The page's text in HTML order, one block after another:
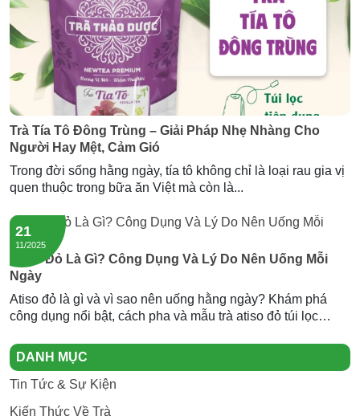
Trà Tía Tô Đông Trùng – Giải Pháp Nhẹ Nhàng Cho
Người Hay Mệt, Cảm Gió
Trong đời sống hằng ngày, tía tô không chỉ là loại rau gia vị
quen thuộc trong bữa ăn Việt mà còn là...
21
11/2025
Atiso Đỏ Là Gì? Công Dụng Và Lý Do Nên Uống Mỗi
Ngày
Atiso đỏ là gì và vì sao nên uống hằng ngày? Khám phá
công dụng nổi bật, cách pha và mẫu trà atiso đỏ túi lọc
DANH MỤC
Tin Tức & Sự Kiện
Kiến Thức Về Trà